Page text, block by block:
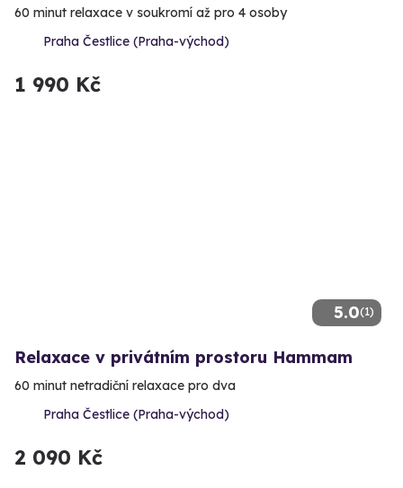
60 minut relaxace v soukromí až pro 4 osoby
Praha Čestlice (Praha-východ)
1 990 Kč
5.0(1)
Relaxace v privátním prostoru Hammam
60 minut netradiční relaxace pro dva
Praha Čestlice (Praha-východ)
2 090 Kč